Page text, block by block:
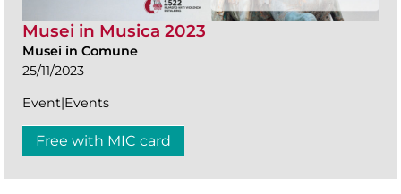
Musei in Musica 2023
Musei in Comune
25/11/2023
Event|Events
Free with MIC card